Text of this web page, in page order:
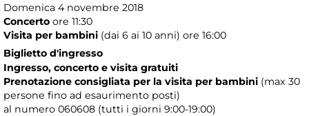
Domenica 4 novembre 2018
Concerto ore 11:30
Visita per bambini (dai 6 ai 10 anni) ore 16:00
Biglietto d'ingresso
Ingresso, concerto e visita gratuiti
Prenotazione consigliata per la visita per bambini (max 30
persone fino ad esaurimento posti)
al numero 060608 (tutti i giorni 9:00-19:00)